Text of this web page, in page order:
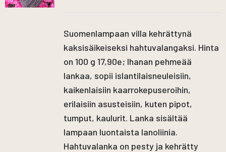
Suomenlampaan villa kehrättynä
kaksisäikeiseksi hahtuvalangaksi. Hinta
on 100 g 17,90e; Ihanan pehmeää
lankaa, sopii islantilaisneuleisiin,
kaikenlaisiin kaarrokepuseroihin,
erilaisiin asusteisiin, kuten pipot,
tumput, kaulurit. Lanka sisältää
lampaan luontaista lanoliinia.
Hahtuvalanka on pesty ja kehrätty